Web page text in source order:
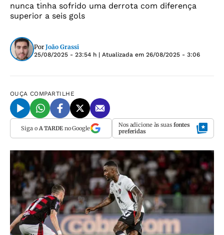
nunca tinha sofrido uma derrota com diferença
superior a seis gols
Por João Grassi
25/08/2025 - 23:54 h | Atualizada em 26/08/2025 - 3:06
OUÇA COMPARTILHE
Siga o A TARDEno Google Nos adicione às suas fontes
preferidas